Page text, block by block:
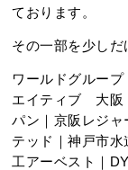
ております。
その一部を少しだ
ワールドグルー
エイティブ 大阪
パン｜京阪レジャ
テッド｜神戸市
工アーベスト｜